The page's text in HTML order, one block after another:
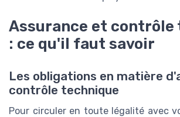
Assurance et contrôle
: ce qu'il faut savoir
Les obligations en matière
contrôle technique
Pour circuler en toute légalité avec